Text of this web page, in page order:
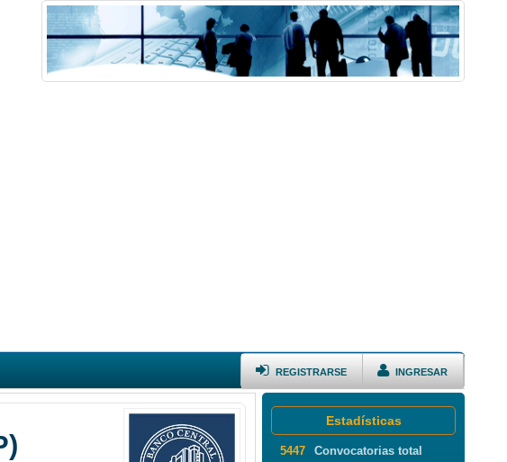
INGRESAR
REGISTRARSE
Estadísticas
5447 Convocatorias total